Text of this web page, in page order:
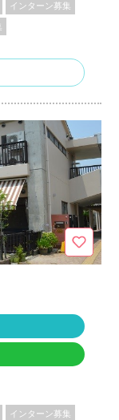
インターン募集
インターン募集